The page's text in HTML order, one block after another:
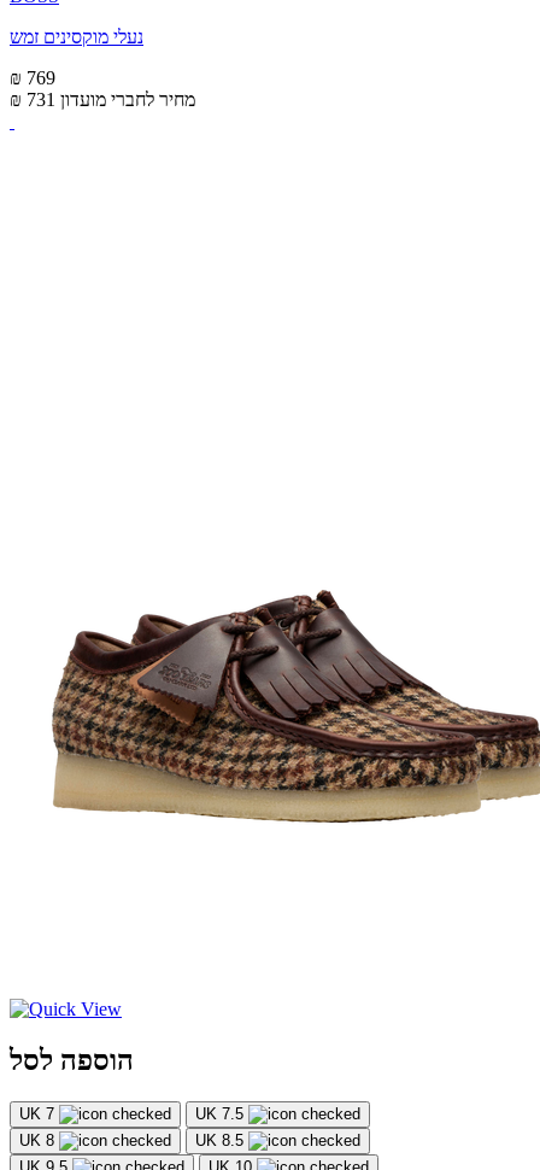
נעלי מוקסינים זמש
₪ 769
₪ 731 מחיר לחברי מועדון
הוספה לסל
UK 7
UK 7.5
UK 8
UK 8.5